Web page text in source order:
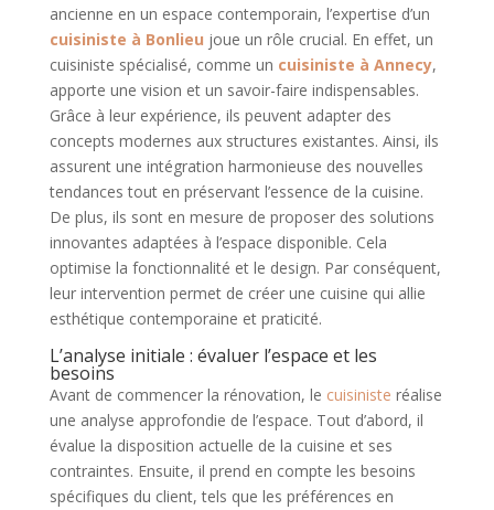
ancienne en un espace contemporain, l’expertise d’un
cuisiniste à Bonlieu joue un rôle crucial. En effet, un
cuisiniste spécialisé, comme un cuisiniste à Annecy,
apporte une vision et un savoir-faire indispensables.
Grâce à leur expérience, ils peuvent adapter des
concepts modernes aux structures existantes. Ainsi, ils
assurent une intégration harmonieuse des nouvelles
tendances tout en préservant l’essence de la cuisine.
De plus, ils sont en mesure de proposer des solutions
innovantes adaptées à l’espace disponible. Cela
optimise la fonctionnalité et le design. Par conséquent,
leur intervention permet de créer une cuisine qui allie
esthétique contemporaine et praticité.
L’analyse initiale : évaluer l’espace et les
besoins
Avant de commencer la rénovation, le cuisiniste réalise
une analyse approfondie de l’espace. Tout d’abord, il
évalue la disposition actuelle de la cuisine et ses
contraintes. Ensuite, il prend en compte les besoins
spécifiques du client, tels que les préférences en